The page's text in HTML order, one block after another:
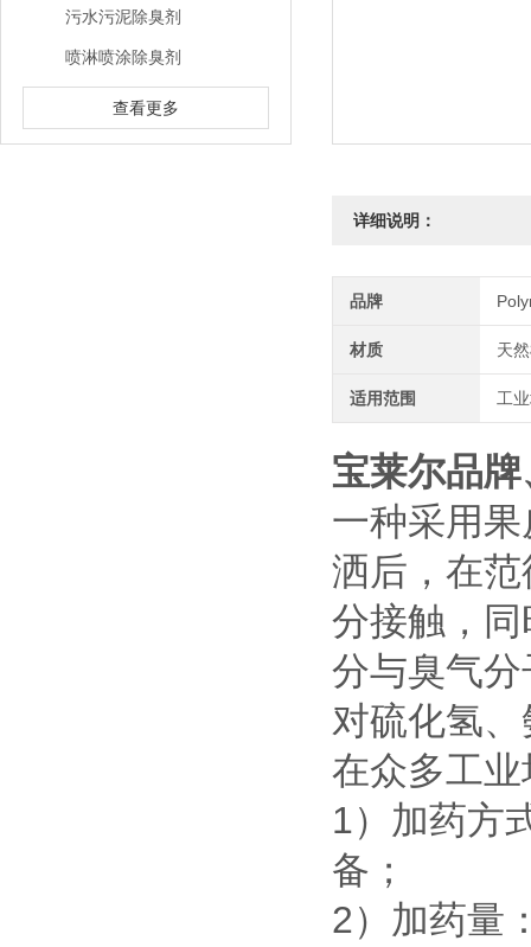
污水污泥除臭剂
喷淋喷涂除臭剂
查看更多
详细说明：
品牌
材质 天
适用范围 工
宝莱尔品
一种采用
洒后， 在范
分接触，
分与臭气
对硫化氢
在众多工
1）加药方
备；
2）加药量